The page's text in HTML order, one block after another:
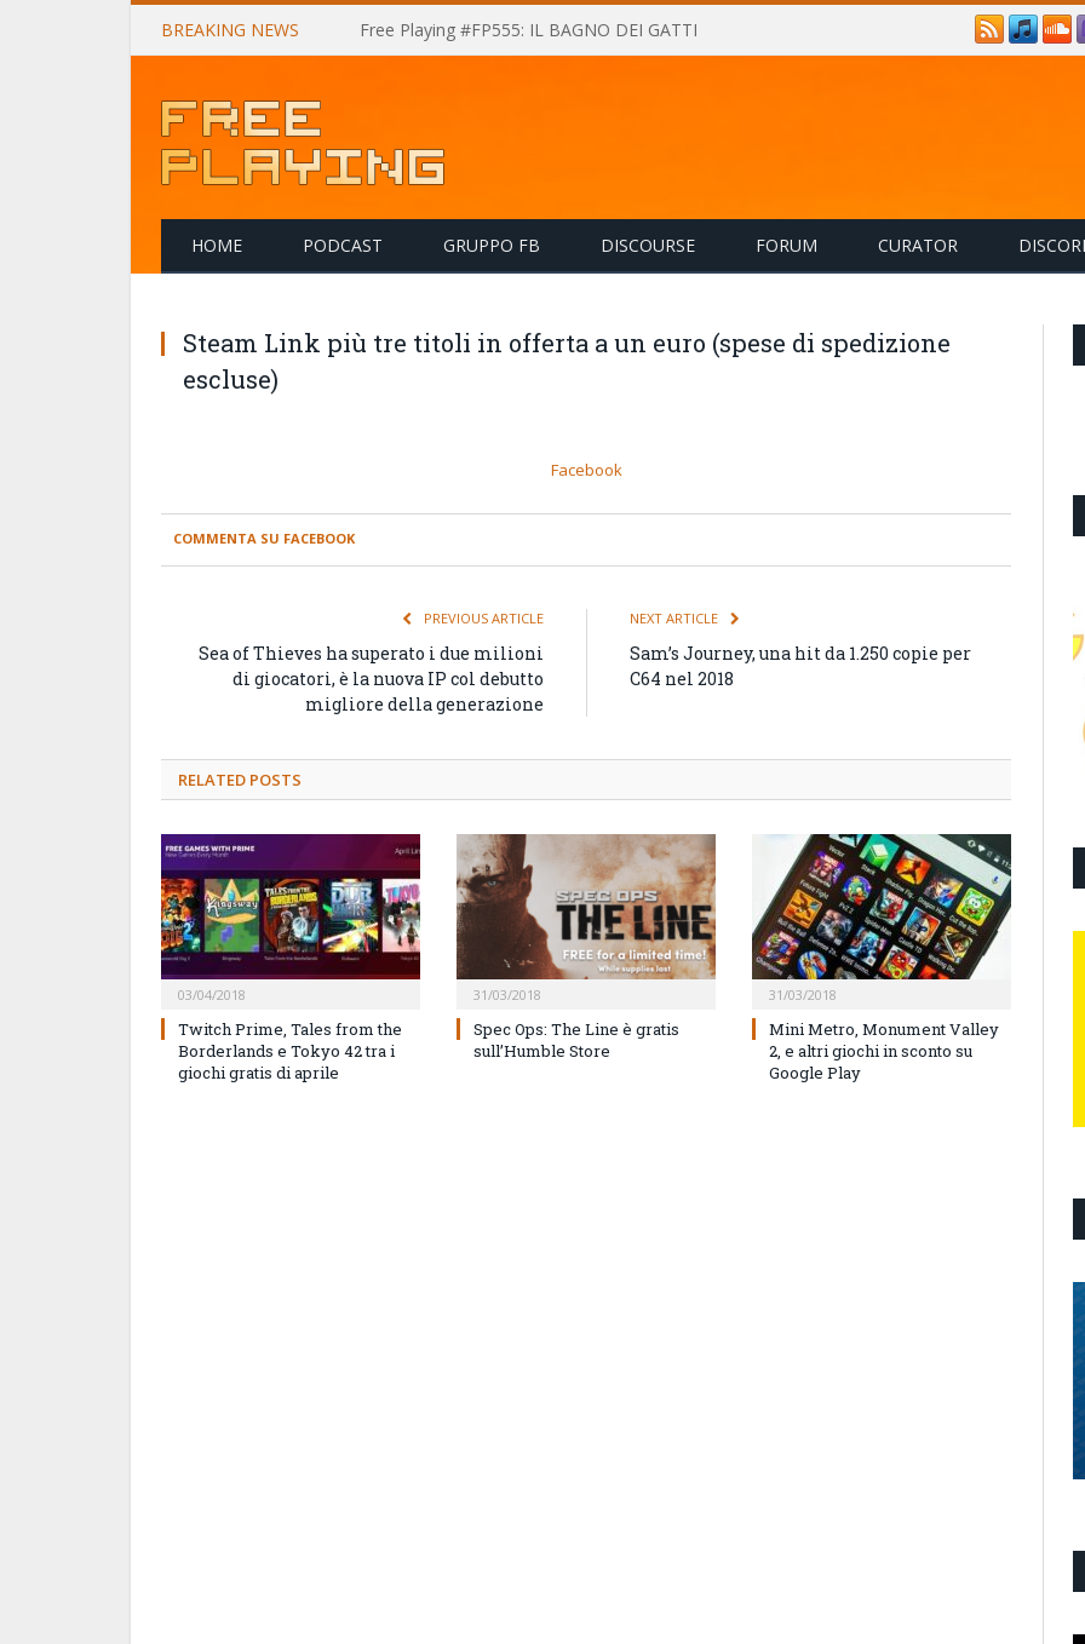
BREAKING NEWS Free Playing #FP555: IL BAGNO DEI GATTI
HOME PODCAST GRUPPO FB DISCOURSE FORUM CURATOR
Steam Link più tre titoli in offerta a un euro (spese di spedizione
escluse)
Facebook
COMMENTA SU FACEBOOK
PREVIOUS ARTICLE
Sea of Thieves ha superato i due milioni
di giocatori, è la nuova IP col debutto
migliore della generazione
NEXT ARTICLE
Sam’s Journey, una hit da 1.250 copie per
C64 nel 2018
RELATED POSTS
03/04/2018
Twitch Prime, Tales from the
Borderlands e Tokyo 42 tra i
giochi gratis di aprile
31/03/2018
Spec Ops: The Line è gratis
sull’Humble Store
31/03/2018
Mini Metro, Monument Valley
2, e altri giochi in sconto su
Google Play